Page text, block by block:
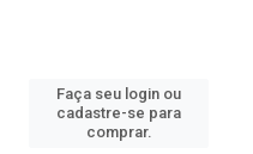
Faça seu login ou
cadastre-se para
comprar.